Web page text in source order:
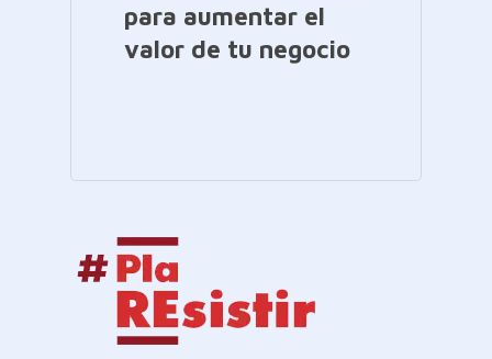
para aumentar el
valor de tu negocio